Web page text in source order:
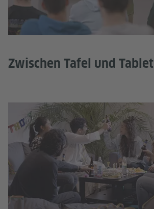
Zwischen Tafel und Tablet